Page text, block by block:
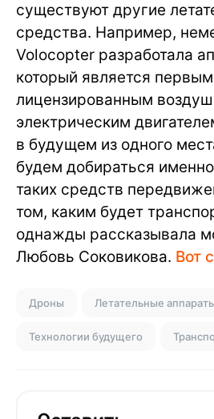
существуют другие
средства. Например,
Volocopter разработала
который является
лицензированным
электрическим
в будущем из одного
будем добираться
таких средств
том, каким будет
однажды рассказывала
Любовь Соковикова. Вот
Дроны Летательные
Технологии будущего